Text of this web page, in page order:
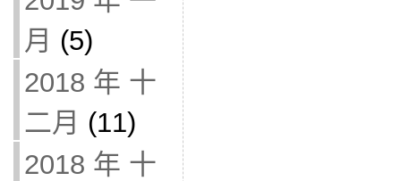
月 (5)
2018 年 十
二月 (11)
2018 年 十